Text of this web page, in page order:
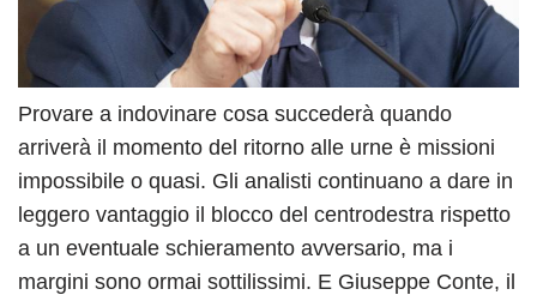
Provare a indovinare cosa succederà quando
arriverà il momento del ritorno alle urne è missioni
impossibile o quasi. Gli analisti continuano a dare in
leggero vantaggio il blocco del centrodestra rispetto
a un eventuale schieramento avversario, ma i
margini sono ormai sottilissimi. E Giuseppe Conte, il